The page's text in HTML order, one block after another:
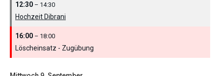
12:30 – 14:30
Hochzeit Dibrani
16:00 – 18:00
Löscheinsatz - Zugübung